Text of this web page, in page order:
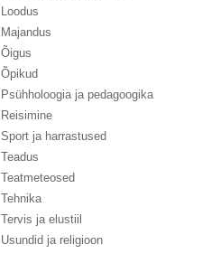
Loodus
Majandus
Õigus
Õpikud
Psühholoogia ja pedagoogika
Reisimine
Sport ja harrastused
Teadus
Teatmeteosed
Tehnika
Tervis ja elustiil
Usundid ja religioon